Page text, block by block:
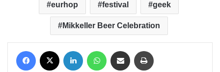
eurhop festival geek
Mikkeller Beer Celebration
Facebook LinkedIn WhatsApp Condividi via mail